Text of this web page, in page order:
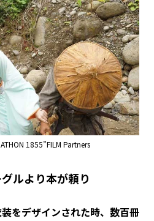
1855”FILM Partners
ルより本が頼り
装をデザインされた時、数百冊